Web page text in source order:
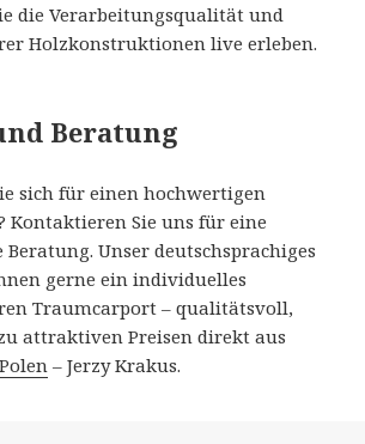
die Verarbeitungsqualität und
Holzkonstruktionen live erleben.
Beratung
sich für einen hochwertigen
Kontaktieren Sie uns für eine
Unser deutschsprachiges
gerne ein individuelles
Traumcarport – qualitätsvoll,
attraktiven Preisen direkt aus
– Jerzy Krakus.